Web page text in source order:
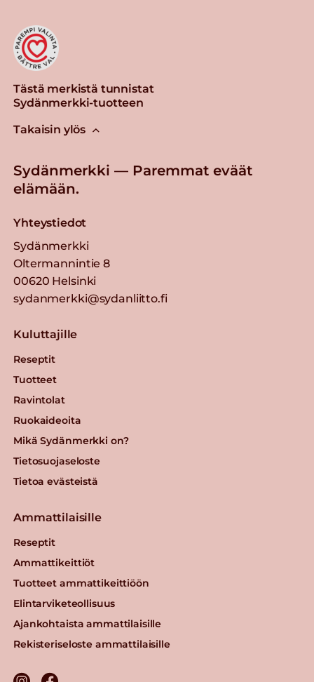
Tästä merkistä tunnistat
Sydänmerkki-tuotteen
Takaisin ylös
Sydänmerkki — Paremmat eväät
elämään.
Yhteystiedot
Sydänmerkki
Oltermannintie 8
00620 Helsinki
sydanmerkki@sydanliitto.fi
Kuluttajille
Reseptit
Tuotteet
Ravintolat
Ruokaideoita
Mikä Sydänmerkki on?
Tietosuojaseloste
Tietoa evästeistä
Ammattilaisille
Reseptit
Ammattikeittiöt
Tuotteet ammattikeittiöön
Elintarviketeollisuus
Ajankohtaista ammattilaisille
Rekisteriseloste ammattilaisille